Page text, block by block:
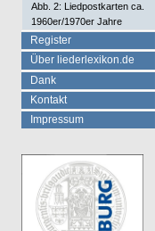
Abb. 2: Liedpostkarten ca.
1960er/1970er Jahre
Register
Über liederlexikon.de
Dank
Kontakt
Impressum